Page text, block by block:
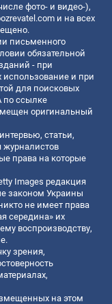
фото- и видео-),
и на всех
письменного
обязательной
- при
и при
для поисковых
по ссылке
оригинальный
статьи,
журналистов
права на которые
Images редакция
законом Украины
не имеет права
середина» их
воспроизводству,
зрения,
на этом